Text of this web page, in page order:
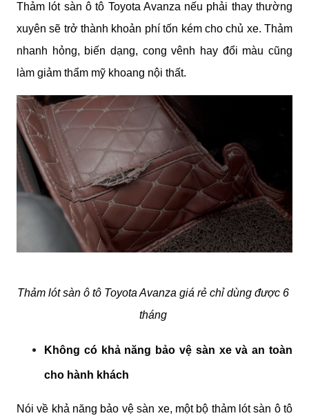
Thảm lót sàn ô tô Toyota Avanza nếu phải thay thường
xuyên sẽ trở thành khoản phí tốn kém cho chủ xe. Thảm
nhanh hỏng, biến dạng, cong vênh hay đổi màu cũng
làm giảm thẩm mỹ khoang nội thất.
Thảm lót sàn ô tô Toyota Avanza giá rẻ chỉ dùng được 6
tháng
Không có khả năng bảo vệ sàn xe và an toàn
cho hành khách
Nói về khả năng bảo vệ sàn xe, một bộ thảm lót sàn ô tô